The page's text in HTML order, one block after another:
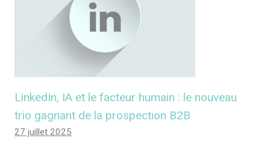
LinkedIn, IA et le facteur humain : le nouveau
trio gagnant de la prospection B2B
27 juillet 2025